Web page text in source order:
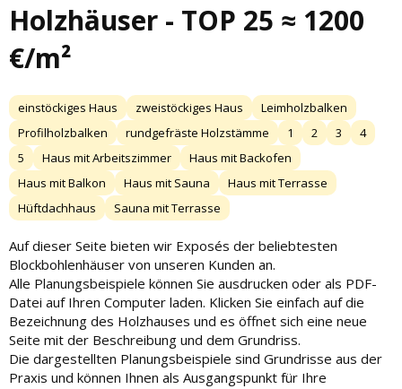
Holzhäuser - TOP 25 ≈ 1200
€/m²
einstöckiges Haus zweistöckiges Haus
Leimholzbalken
Profilholzbalken
rundgefräste Holzstämme 1 2 3
4
5
Haus mit Arbeitszimmer
Haus mit Backofen
Haus mit Balkon
Haus mit Sauna
Haus mit Terrasse
Hüftdachhaus
Sauna mit Terrasse
Auf dieser Seite bieten wir Exposés der beliebtesten
Blockbohlenhäuser von unseren Kunden an.
Alle Planungsbeispiele können Sie ausdrucken oder als PDF-
Datei auf Ihren Computer laden. Klicken Sie einfach auf die
Bezeichnung des Holzhauses und es öffnet sich eine neue
Seite mit der Beschreibung und dem Grundriss.
Die dargestellten Planungsbeispiele sind Grundrisse aus der
Praxis und können Ihnen als Ausgangspunkt für Ihre